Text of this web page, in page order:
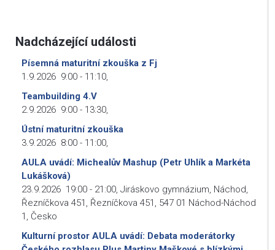
Nadcházející události
Písemná maturitní zkouška z Fj
1.9.2026 9:00 - 11:10,
Teambuilding 4.V
2.9.2026 9:00 - 13:30,
Ústní maturitní zkouška
3.9.2026 8:00 - 11:00,
AULA uvádí: Michealův Mashup (Petr Uhlík a Markéta
Lukášková)
23.9.2026 19:00 - 21:00, Jiráskovo gymnázium, Náchod,
Řezníčkova 451, Řezníčkova 451, 547 01 Náchod-Náchod
1, Česko
Kulturní prostor AULA uvádí: Debata moderátorky